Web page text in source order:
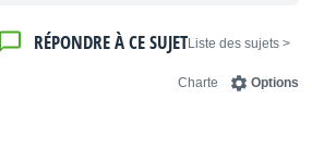
< Liste des sujets
RÉPONDRE À CE SUJET
Options
Charte